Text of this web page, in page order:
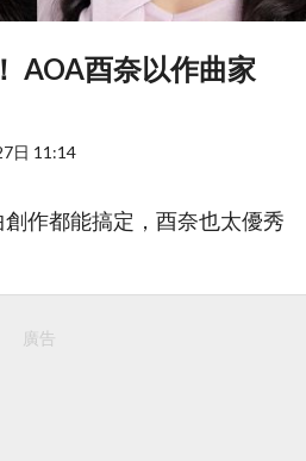
AOA酉奈以作曲家
日 11:14
作都能搞定，酉奈也太優秀
廣告